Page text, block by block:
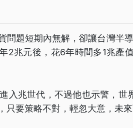
問題短期內無解，卻讓台灣半
2兆元後，花6年時間多1兆產
入兆世代，不過他也示警，世
要策略不對，輕忽大意，未來